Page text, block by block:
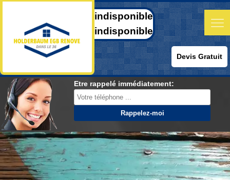
indisponible
indisponible
Devis Gratuit
Etre rappelé immédiatement: